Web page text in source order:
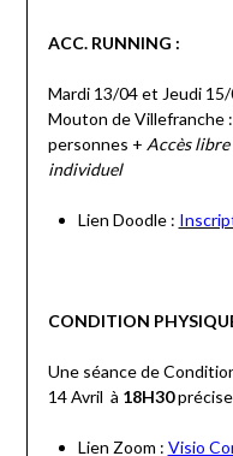
ACC. RUNNING :
Mardi 13/04 et Jeudi 15/
Mouton de Villefranche
personnes + Accès
individuel
Lien Doodle :
CONDITION
Une séance de
14 Avril à 18H30
Lien Zoom : Visio